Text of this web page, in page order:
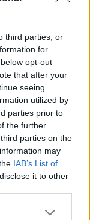
third parties, or
for
opt-out
that after your
seeing
utilized by
parties prior to
the further
parties on the
may
IAB’s List of
it to other
καμένων
μέρες
μην ασφαλίζεται!
να δώσει κάθε